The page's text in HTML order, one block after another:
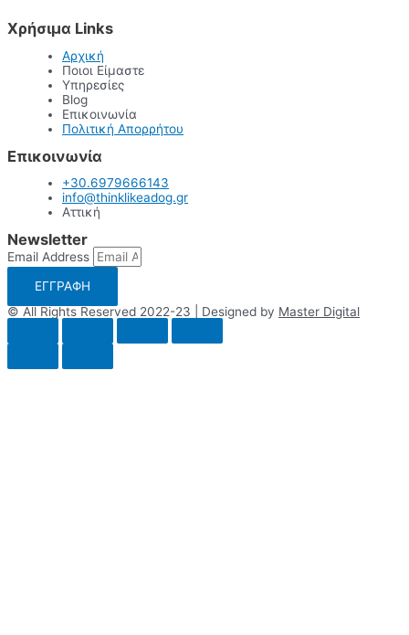
Χρήσιμα Links
Αρχική
Ποιοι Είμαστε
Υπηρεσίες
Blog
Επικοινωνία
Πολιτική Απορρήτου
Επικοινωνία
+30.6979666143
info@thinklikeadog.gr
Αττική
Newsletter
Email Address
ΕΓΓΡΑΦΗ
© All Rights Reserved 2022-23 | Designed by Master Digital